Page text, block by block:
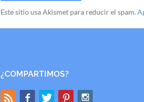
Este sitio usa Akismet para reducir el spam.
¿COMPARTIMOS?